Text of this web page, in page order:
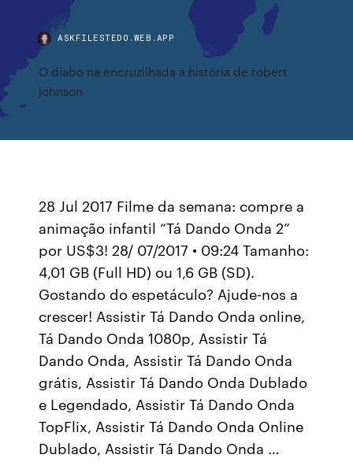
ASKFILESTEDO.WEB.APP
O diabo na encruzilhada a história de robert
johnson
28 Jul 2017 Filme da semana: compre a
animação infantil “Tá Dando Onda 2”
por US$3! 28/ 07/2017 • 09:24 Tamanho:
4,01 GB (Full HD) ou 1,6 GB (SD).
Gostando do espetáculo? Ajude-nos a
crescer! Assistir Tá Dando Onda online,
Tá Dando Onda 1080p, Assistir Tá
Dando Onda, Assistir Tá Dando Onda
grátis, Assistir Tá Dando Onda Dublado
e Legendado, Assistir Tá Dando Onda
TopFlix, Assistir Tá Dando Onda Online
Dublado, Assistir Tá Dando Onda …